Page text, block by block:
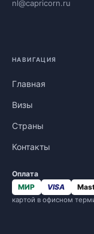
nl@capricorn.ru
НАВИГАЦИЯ
Главная
Визы
Страны
Контакты
Оплата
МИР
VISA
картой в офисном